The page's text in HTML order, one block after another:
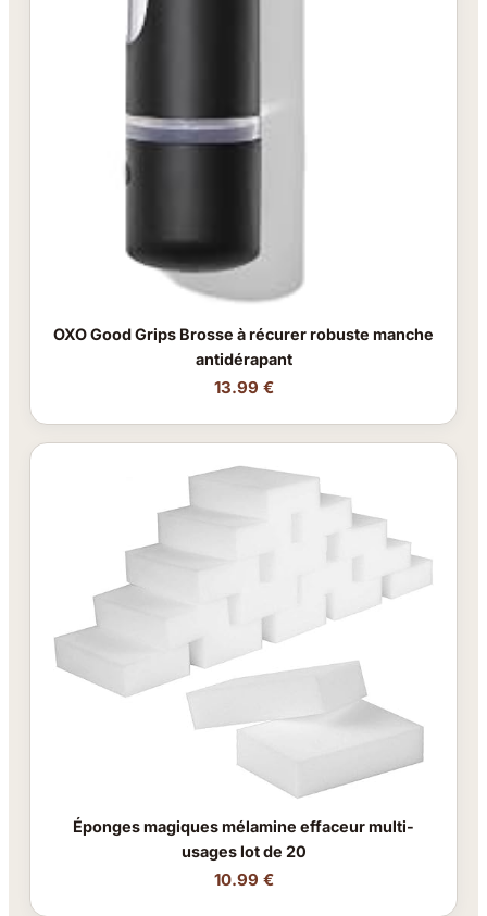
OXO Good Grips Brosse à récurer robuste manche
antidérapant
13.99 €
Éponges magiques mélamine effaceur multi-
usages lot de 20
10.99 €